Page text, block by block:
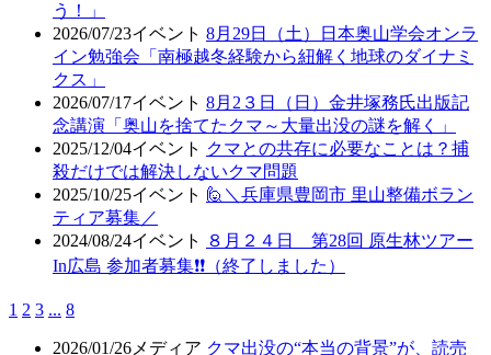
う！」
2026/07/23イベント 8月29日（土）日本奥山学会オンラ
イン勉強会「南極越冬経験から紐解く地球のダイナミ
クス」
2026/07/17イベント 8月2３日（日）金井塚務氏出版記
念講演「奥山を捨てたクマ～大量出没の謎を解く」
2025/12/04イベント クマとの共存に必要なことは？捕
殺だけでは解決しないクマ問題
2025/10/25イベント 🙋＼兵庫県豊岡市 里山整備ボラン
ティア募集／
2024/08/24イベント
８月２４日 第28回 原生林ツアー
In広島 参加者募集❗❗（終了しました）
1 2 3 ... 8
2026/01/26 メディア クマ出没の“本当の背景”が、読売